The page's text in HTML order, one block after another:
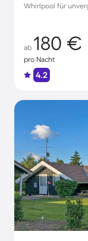
Whirlpool für
ab 180 €
pro Nacht
4.2